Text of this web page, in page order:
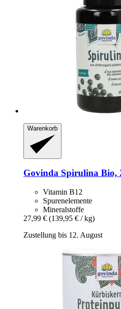
Warenkorb
Govinda Spirulina Bio,
Vitamin B12
Spurenelemente
Mineralstoffe
27,99 € (139,95 € / kg)
Zustellung bis 12. August